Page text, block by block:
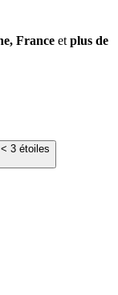
France et plus de
< 3 étoiles